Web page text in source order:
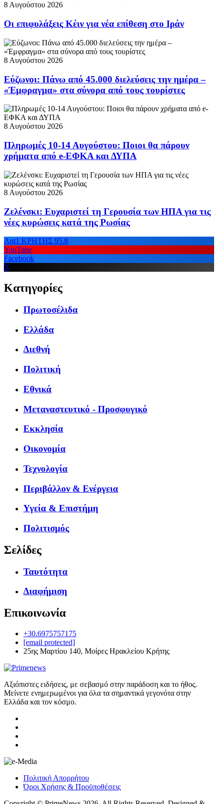
8 Αυγούστου 2026
Οι επιφυλάξεις Κέιν για νέα επίθεση στο Ιράν
8 Αυγούστου 2026
Εύζωνοι: Πάνω από 45.000 διελεύσεις την ημέρα –
«Έμφραγμα» στα σύνορα από τους τουρίστες
8 Αυγούστου 2026
Πληρωμές 10-14 Αυγούστου: Ποιοι θα πάρουν
χρήματα από e-ΕΦΚΑ και ΔΥΠΑ
8 Αυγούστου 2026
Ζελένσκι: Ευχαριστεί τη Γερουσία των ΗΠΑ για τις
νέες κυρώσεις κατά της Ρωσίας
Ant1 ΚΡΗΤΗΣ 95.8
YouTube
Facebook
X
Κατηγορίες
Πρωτοσέλιδα
Ελλάδα
Διεθνή
Πολιτική
Εθνικά
Μεταναστευτικό - Προσφυγικό
Εκκλησία
Οικονομία
Τεχνολογία
Περιβάλλον & Ενέργεια
Υγεία & Επιστήμη
Πολιτισμός
Σελίδες
Ταυτότητα
Διαφήμιση
Επικοινωνία
+30.6975757175
[email protected]
25ης Μαρτίου 140, Μοίρες Ηρακλείου Κρήτης
Αξιόπιστες ειδήσεις, με σεβασμό στην παράδοση και το ήθος.
Μείνετε ενημερωμένοι για όλα τα σημαντικά γεγονότα στην
Ελλάδα και τον κόσμο.
Πολιτική Απορρήτου
Όροι Χρήσης & Προϋποθέσεις